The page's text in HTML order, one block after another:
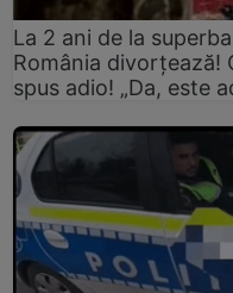
La 2 ani de la
România divorțează!
spus adio! „Da, este